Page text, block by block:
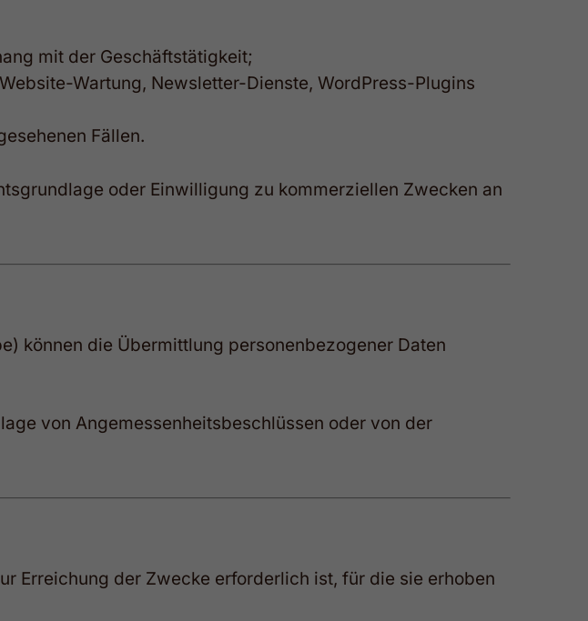
mit der Geschäftstätigkeit;
Wartung, Newsletter-Dienste, WordPress-Plugins
Fällen.
oder Einwilligung zu kommerziellen Zwecken an
können die Übermittlung personenbezogener Daten
von Angemessenheitsbeschlüssen oder von der
Erreichung der Zwecke erforderlich ist, für die sie erhoben